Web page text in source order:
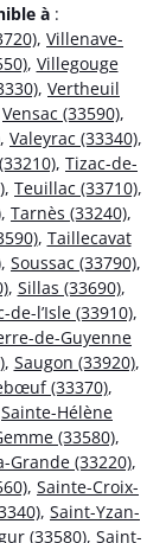
à :
, Villenave-
, Villegouge
, Vertheuil
Vensac (33590),
, Valeyrac (33340),
, Tizac-de-
, Teuillac (33710),
, Tarnès (33240),
, Taillecavat
, Soussac (33790),
, Sillas (33690),
de-l’Isle (33910),
de-Guyenne
, Saugon (33920),
(33370),
Sainte-Hélène
(33580),
Grande (33220),
, Sainte-Croix-
, Saint-Yzan-
(33580), Saint-